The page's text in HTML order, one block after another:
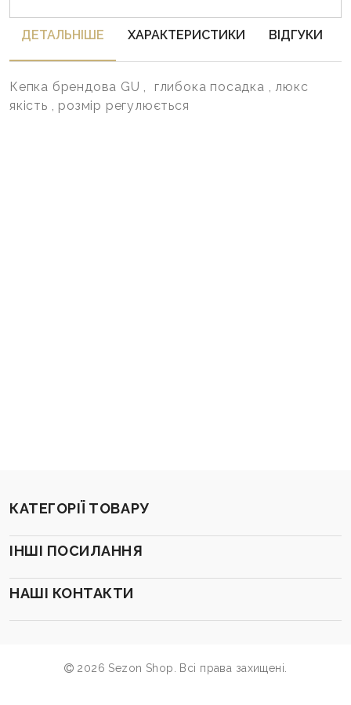
ДЕТАЛЬНIШЕ ХАРАКТЕРИСТИКИ ВІДГУКИ
Кепка брендова GU , глибока посадка , люкс
якість , розмір регулюється
КАТЕГОРІЇ ТОВАРУ
ІНШІ ПОСИЛАННЯ
НАШІ КОНТАКТИ
2026 Sezon Shop. Всі права захищені.